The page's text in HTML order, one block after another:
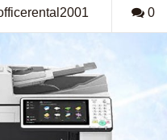
0